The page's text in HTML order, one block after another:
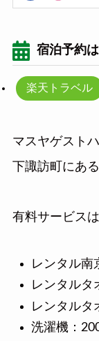
宿泊予約
楽天トラベル
マスヤゲスト
下諏訪町にあ
有料サービス
レンタル南
レンタルタ
レンタルタ
洗濯機：